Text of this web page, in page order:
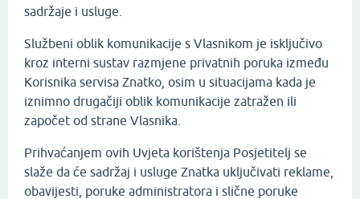
sadržaje i usluge.
Službeni oblik komunikacije s Vlasnikom je isključivo
kroz interni sustav razmjene privatnih poruka između
Korisnika servisa Znatko, osim u situacijama kada je
iznimno drugačiji oblik komunikacije zatražen ili
započet od strane Vlasnika.
Prihvaćanjem ovih Uvjeta korištenja Posjetitelj se
slaže da će sadržaj i usluge Znatka uključivati reklame,
obavijesti, poruke administratora i slične poruke